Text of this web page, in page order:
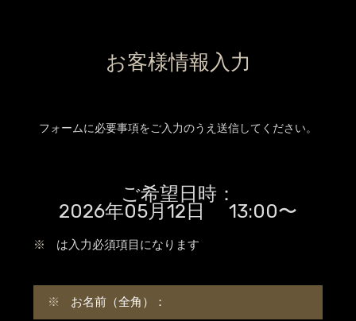
お客様情報入力
フォームに必要事項をご入力のうえ送信してください。
ご希望日時：
2026年05月12日 13:00〜
※ は入力必須項目になります
※ お名前（全角）：